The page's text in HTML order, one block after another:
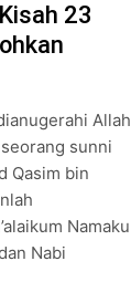
23
Allah
Qasim bin
Namaku